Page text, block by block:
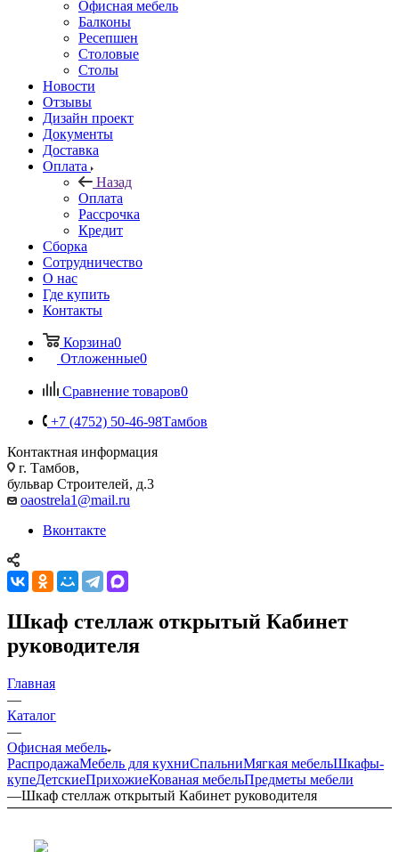
Офисная мебель
Балконы
Ресепшен
Столовые
Столы
Новости
Отзывы
Дизайн проект
Документы
Доставка
Оплата
Назад
Оплата
Рассрочка
Кредит
Сборка
Сотрудничество
О нас
Где купить
Контакты
Корзина0
Отложенные0
Сравнение товаров0
+7 (4752) 50-46-98Тамбов
Контактная информация
г. Тамбов,
бульвар Строителей, д.3
oaostrela1@mail.ru
Вконтакте
Шкаф стеллаж открытый Кабинет
руководителя
Главная
—
Каталог
—
Офисная мебель
РаспродажаМебель для кухниСпальниМягкая мебельШкафы-
купеДетскиеПрихожиеКованая мебельПредметы мебели
—Шкаф стеллаж открытый Кабинет руководителя